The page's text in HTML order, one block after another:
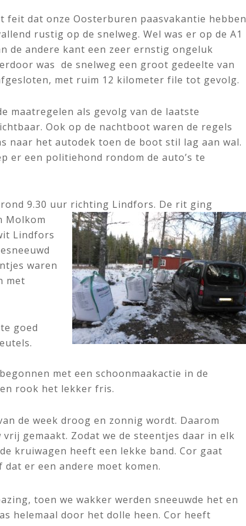
feit dat onze Oosterburen paasvakantie hebben
rustig op de snelweg. Wel was er op de A1
de andere kant een zeer ernstig ongeluk
was de snelweg een groot gedeelte van
met ruim 12 kilometer file tot gevolg.
maatregelen als gevolg van de laatste
Ook op de nachtboot waren de regels
naar het autodek toen de boot stil lag aan wal.
er een politiehond rondom de auto’s te
9.30 uur richting Lindfors. De rit ging
Molkom
Lindfors
waren
met
goed
met een schoonmaakactie in de
rook het lekker fris.
de week droog en zonnig wordt. Daarom
gemaakt. Zodat we de steentjes daar in elk
kruiwagen heeft een lekke band. Cor gaat
er een andere moet komen.
toen we wakker werden sneeuwde het en
helemaal door het dolle heen. Cor heeft